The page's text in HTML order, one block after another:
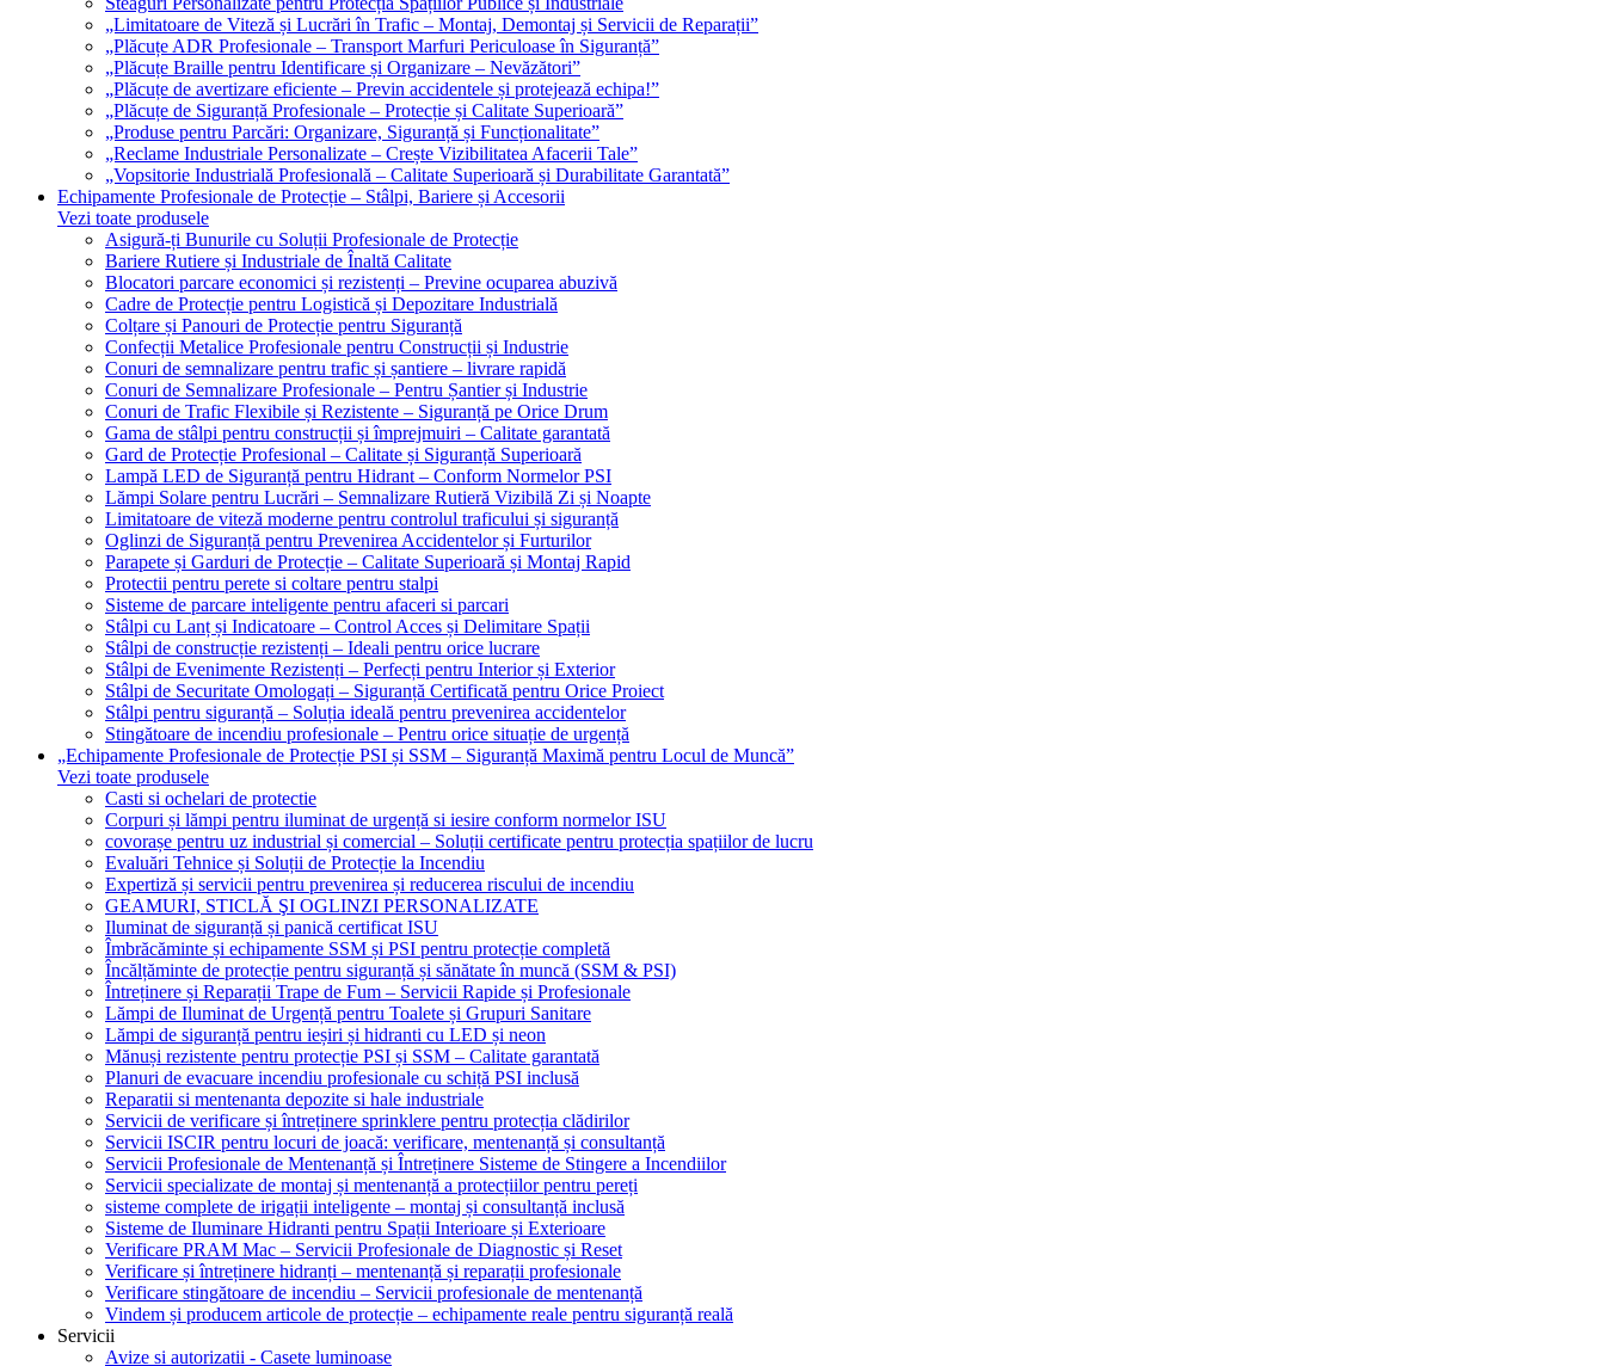
„Limitatoare de Viteză și Lucrări în Trafic – Montaj, Demontaj și Servicii de Reparații”
„Plăcuțe ADR Profesionale – Transport Marfuri Periculoase în Siguranță”
„Plăcuțe Braille pentru Identificare și Organizare – Nevăzători”
„Plăcuțe de avertizare eficiente – Previn accidentele și protejează echipa!”
„Plăcuțe de Siguranță Profesionale – Protecție și Calitate Superioară”
„Produse pentru Parcări: Organizare, Siguranță și Funcționalitate”
„Reclame Industriale Personalizate – Crește Vizibilitatea Afacerii Tale”
„Vopsitorie Industrială Profesională – Calitate Superioară și Durabilitate Garantată”
Echipamente Profesionale de Protecție – Stâlpi, Bariere și Accesorii
Vezi toate produsele
Asigură-ți Bunurile cu Soluții Profesionale de Protecție
Bariere Rutiere și Industriale de Înaltă Calitate
Blocatori parcare economici și rezistenți – Previne ocuparea abuzivă
Cadre de Protecție pentru Logistică și Depozitare Industrială
Colțare și Panouri de Protecție pentru Siguranță
Confecții Metalice Profesionale pentru Construcții și Industrie
Conuri de semnalizare pentru trafic și șantiere – livrare rapidă
Conuri de Semnalizare Profesionale – Pentru Șantier și Industrie
Conuri de Trafic Flexibile și Rezistente – Siguranță pe Orice Drum
Gama de stâlpi pentru construcții și împrejmuiri – Calitate garantată
Gard de Protecție Profesional – Calitate și Siguranță Superioară
Lampă LED de Siguranță pentru Hidrant – Conform Normelor PSI
Lămpi Solare pentru Lucrări – Semnalizare Rutieră Vizibilă Zi și Noapte
Limitatoare de viteză moderne pentru controlul traficului și siguranță
Oglinzi de Siguranță pentru Prevenirea Accidentelor și Furturilor
Parapete și Garduri de Protecție – Calitate Superioară și Montaj Rapid
Protectii pentru perete si coltare pentru stalpi
Sisteme de parcare inteligente pentru afaceri si parcari
Stâlpi cu Lanț și Indicatoare – Control Acces și Delimitare Spații
Stâlpi de construcție rezistenți – Ideali pentru orice lucrare
Stâlpi de Evenimente Rezistenți – Perfecți pentru Interior și Exterior
Stâlpi de Securitate Omologați – Siguranță Certificată pentru Orice Proiect
Stâlpi pentru siguranță – Soluția ideală pentru prevenirea accidentelor
Stingătoare de incendiu profesionale – Pentru orice situație de urgență
„Echipamente Profesionale de Protecție PSI și SSM – Siguranță Maximă pentru Locul de Muncă”
Vezi toate produsele
Casti si ochelari de protectie
Corpuri și lămpi pentru iluminat de urgență si iesire conform normelor ISU
covorașe pentru uz industrial și comercial – Soluții certificate pentru protecția spațiilor de lucru
Evaluări Tehnice și Soluții de Protecție la Incendiu
Expertiză și servicii pentru prevenirea și reducerea riscului de incendiu
GEAMURI, STICLĂ ŞI OGLINZI PERSONALIZATE
Iluminat de siguranță și panică certificat ISU
Îmbrăcăminte și echipamente SSM și PSI pentru protecție completă
Încălțăminte de protecție pentru siguranță și sănătate în muncă (SSM & PSI)
Întreținere și Reparații Trape de Fum – Servicii Rapide și Profesionale
Lămpi de Iluminat de Urgență pentru Toalete și Grupuri Sanitare
Lămpi de siguranță pentru ieșiri și hidranti cu LED și neon
Mănuși rezistente pentru protecție PSI și SSM – Calitate garantată
Planuri de evacuare incendiu profesionale cu schiță PSI inclusă
Reparatii si mentenanta depozite si hale industriale
Servicii de verificare și întreținere sprinklere pentru protecția clădirilor
Servicii ISCIR pentru locuri de joacă: verificare, mentenanță și consultanță
Servicii Profesionale de Mentenanță și Întreținere Sisteme de Stingere a Incendiilor
Servicii specializate de montaj și mentenanță a protecțiilor pentru pereți
sisteme complete de irigații inteligente – montaj și consultanță inclusă
Sisteme de Iluminare Hidranti pentru Spații Interioare și Exterioare
Verificare PRAM Mac – Servicii Profesionale de Diagnostic și Reset
Verificare și întreținere hidranți – mentenanță și reparații profesionale
Verificare stingătoare de incendiu – Servicii profesionale de mentenanță
Vindem și producem articole de protecție – echipamente reale pentru siguranță reală
Servicii
Avize si autorizatii - Casete luminoase